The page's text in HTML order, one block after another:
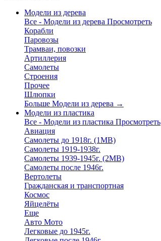
Модели из дерева
Все - Модели из дерева Просмотреть
Корабли
Паровозы
Трамваи, повозки
Артиллерия
Самолеты
Строения
Прочее
Шлюпки
Больше Модели из дерева →
Модели из пластика
Все - Модели из пластика Просмотреть
Авиация
Самолеты до 1918г. (1МВ)
Самолеты 1919-1938г.
Самолеты 1939-1945г. (2МВ)
Самолеты после 1946г.
Вертолеты
Гражданская и транспортная
Космос
Яйцелёты
Еще
Авто Мото
Легковые до 1945г.